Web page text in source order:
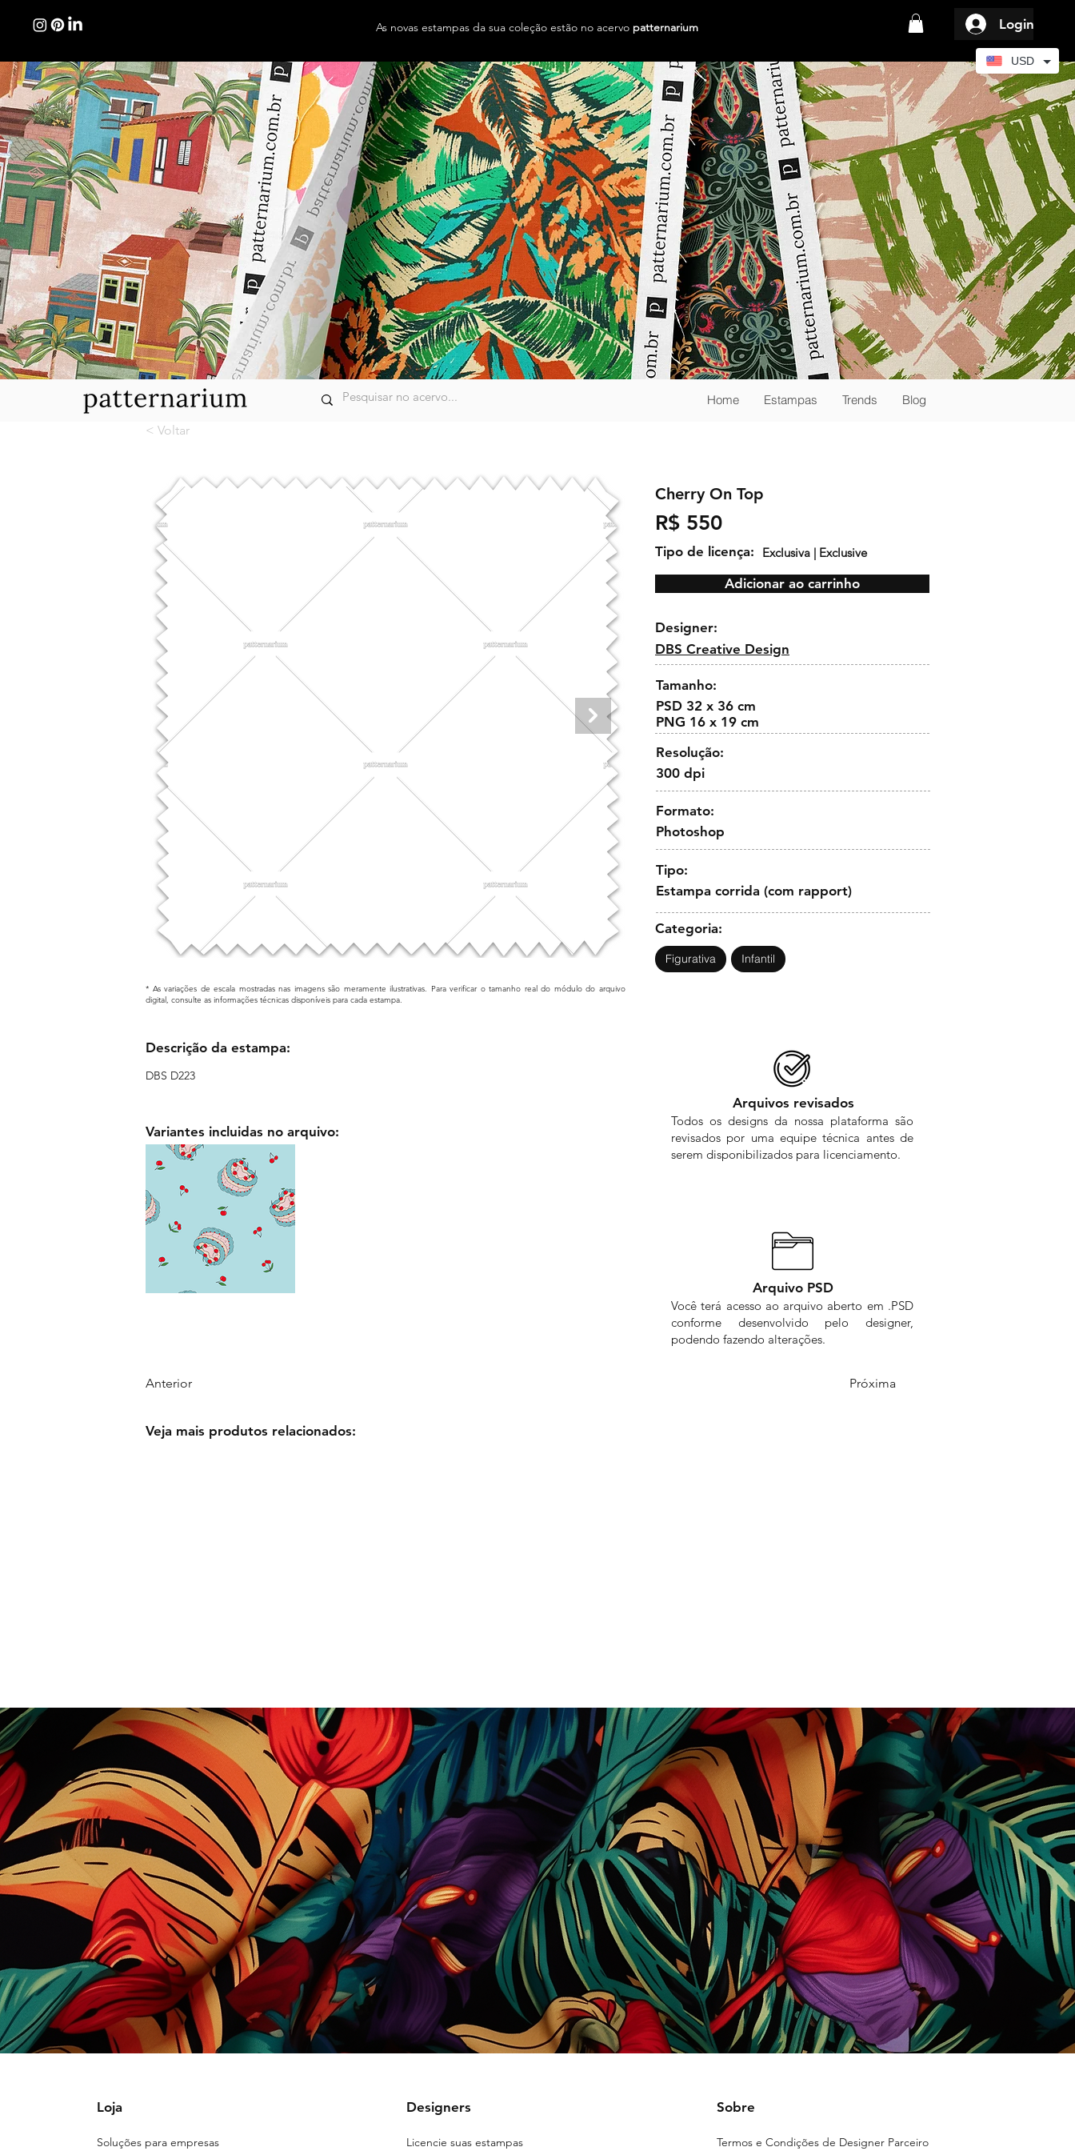
As novas estampas da sua coleção estão no acervo patternarium Login
Home Estampas Trends
Blog
< Voltar
* As variações de escala mostradas nas imagens são meramente ilustrativas. Para verificar o tamanho real do módulo do arquivo
digital, consulte as informações técnicas disponíveis para cada estampa.
Cherry On Top
R$ 550
Tipo de licença: Exclusiva | Exclusive
Adicionar ao carrinho
Designer:
DBS Creative Design
Tamanho:
PSD 32 x 36 cm
PNG 16 x 19 cm
Resolução:
300 dpi
Formato:
Photoshop
Tipo:
Estampa corrida (com rapport)
Categoria:
Figurativa Infantil
Descrição da estampa:
DBS D223
Variantes incluidas no arquivo:
Arquivos revisados
Todos os designs da nossa plataforma são
revisados por uma equipe técnica antes de
serem disponibilizados para licenciamento.
Arquivo PSD
Você terá acesso ao arquivo aberto em .PSD
conforme desenvolvido pelo designer,
podendo fazendo alterações.
Anterior Próxima
Veja mais produtos relacionados:
Loja
Soluções para empresas
Designers
Licencie suas estampas
Sobre
Termos e Condições de Designer Parceiro
USD